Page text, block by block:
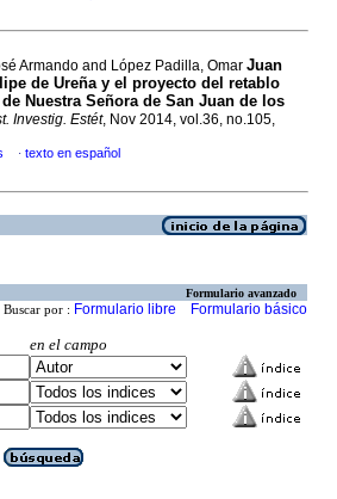
Armando and López Padilla, Omar Juan
de Ureña y el proyecto del retablo
Nuestra Señora de San Juan de los
Investig. Estét, Nov 2014, vol.36, no.105,
· texto en español
Formulario avanzado
Buscar por : Formulario libre Formulario básico
en el campo